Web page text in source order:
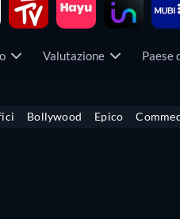
Valutazione Paese
Bollywood Epico